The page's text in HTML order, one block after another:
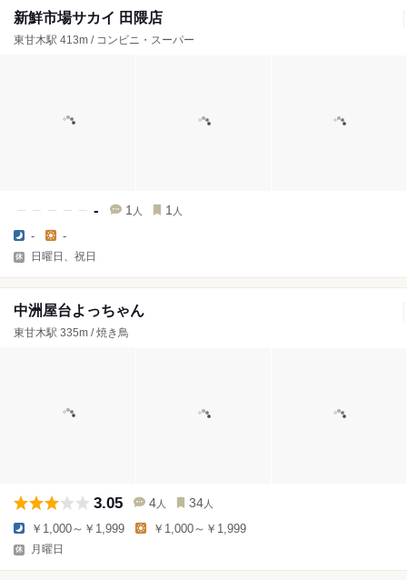
新鮮市場サカイ 田隈店
東甘木駅 413m / コンビニ・スーパー
- 1 人 1 人
- -
日曜日、祝日
中洲屋台よっちゃん
東甘木駅 335m / 焼き鳥
3.05 4 人 34 人
￥1,000～￥1,999 ￥1,000～￥1,999
月曜日